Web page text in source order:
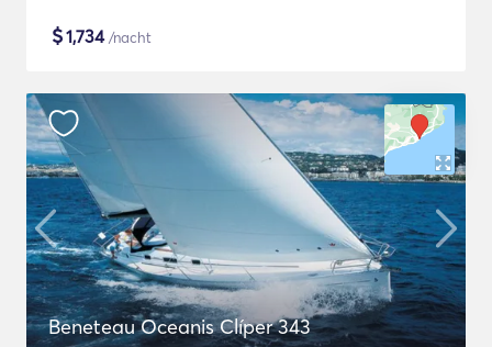
$1,734/nacht
Beneteau Oceanis Clíper 343